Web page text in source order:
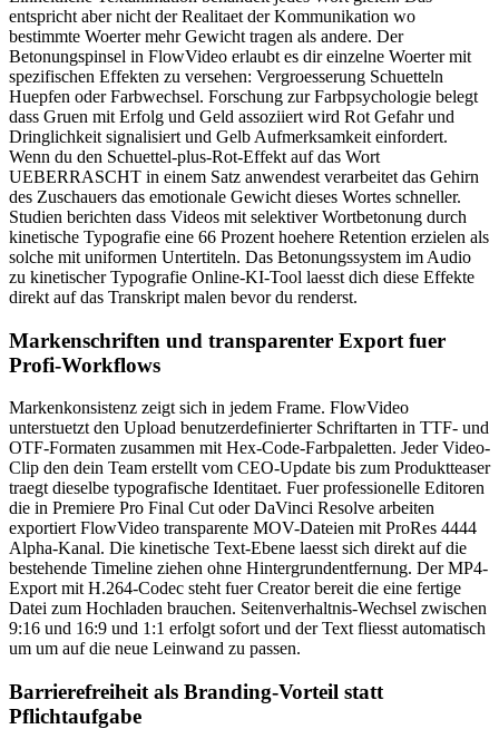
entspricht aber nicht der Realitaet der Kommunikation wo
bestimmte Woerter mehr Gewicht tragen als andere. Der
Betonungspinsel in FlowVideo erlaubt es dir einzelne Woerter mit
spezifischen Effekten zu versehen: Vergroesserung Schuetteln
Huepfen oder Farbwechsel. Forschung zur Farbpsychologie belegt
dass Gruen mit Erfolg und Geld assoziiert wird Rot Gefahr und
Dringlichkeit signalisiert und Gelb Aufmerksamkeit einfordert.
Wenn du den Schuettel-plus-Rot-Effekt auf das Wort
UEBERRASCHT in einem Satz anwendest verarbeitet das Gehirn
des Zuschauers das emotionale Gewicht dieses Wortes schneller.
Studien berichten dass Videos mit selektiver Wortbetonung durch
kinetische Typografie eine 66 Prozent hoehere Retention erzielen als
solche mit uniformen Untertiteln. Das Betonungssystem im Audio
zu kinetischer Typografie Online-KI-Tool laesst dich diese Effekte
direkt auf das Transkript malen bevor du renderst.
Markenschriften und transparenter Export fuer
Profi-Workflows
Markenkonsistenz zeigt sich in jedem Frame. FlowVideo
unterstuetzt den Upload benutzerdefinierter Schriftarten in TTF- und
OTF-Formaten zusammen mit Hex-Code-Farbpaletten. Jeder Video-
Clip den dein Team erstellt vom CEO-Update bis zum Produktteaser
traegt dieselbe typografische Identitaet. Fuer professionelle Editoren
die in Premiere Pro Final Cut oder DaVinci Resolve arbeiten
exportiert FlowVideo transparente MOV-Dateien mit ProRes 4444
Alpha-Kanal. Die kinetische Text-Ebene laesst sich direkt auf die
bestehende Timeline ziehen ohne Hintergrundentfernung. Der MP4-
Export mit H.264-Codec steht fuer Creator bereit die eine fertige
Datei zum Hochladen brauchen. Seitenverhaltnis-Wechsel zwischen
9:16 und 16:9 und 1:1 erfolgt sofort und der Text fliesst automatisch
um um auf die neue Leinwand zu passen.
Barrierefreiheit als Branding-Vorteil statt
Pflichtaufgabe